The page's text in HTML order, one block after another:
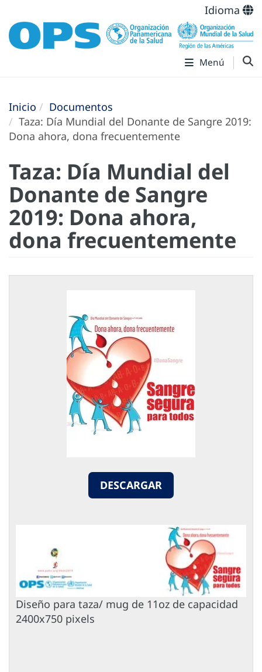
Idioma
Menú
Inicio
Documentos
Taza: Día Mundial del Donante de Sangre 2019:
Dona ahora, dona frecuentemente
Taza: Día Mundial del
Donante de Sangre
2019: Dona ahora,
dona frecuentemente
DESCARGAR
Diseño para taza/ mug de 11oz de capacidad
2400x750 pixels